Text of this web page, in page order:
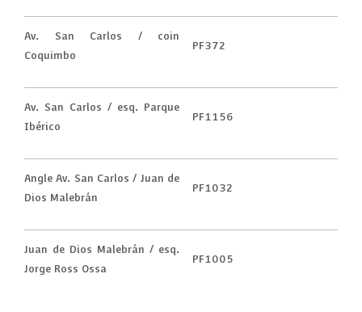
Av. San Carlos / coin
Coquimbo
PF372
Av. San Carlos / esq. Parque
Ibérico
PF1156
Angle Av. San Carlos / Juan de
Dios Malebrán
PF1032
Juan de Dios Malebrán / esq.
Jorge Ross Ossa
PF1005